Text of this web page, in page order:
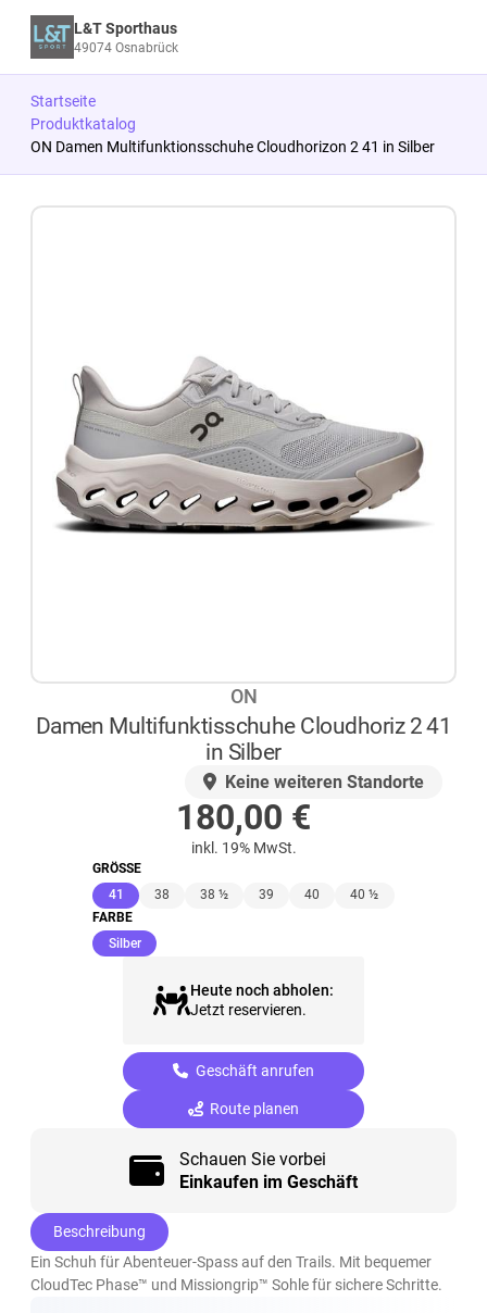
L&T Sporthaus
49074 Osnabrück
Startseite
Produktkatalog
ON Damen Multifunktionsschuhe Cloudhorizon 2 41 in Silber
ON
Damen Multifunktisschuhe Cloudhoriz 2 41
in Silber
Keine weiteren Standorte
180,00 €
inkl. 19% MwSt.
GRÖSSE
41
(ausgewählt)
38 38 ½ 39 40
40 ½
FARBE
Silber(ausgewählt)
Heute noch abholen:
Jetzt reservieren.
Geschäft anrufen
Route planen
Schauen Sie vorbei
Einkaufen im Geschäft
Beschreibung
Ein Schuh für Abenteuer-Spass auf den Trails. Mit bequemer
CloudTec Phase™ und Missiongrip™ Sohle für sichere Schritte.